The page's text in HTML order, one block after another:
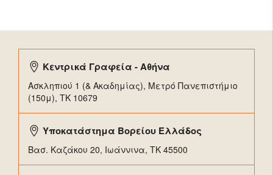
Κεντρικά Γραφεία - Αθήνα
Ασκληπιού 1 (& Ακαδημίας), Μετρό Πανεπιστήμιο
(150μ), TK 10679
Υποκατάστημα Βορείου Ελλάδος
Βασ. Καζάκου 20, Ιωάννινα, ΤΚ 45500